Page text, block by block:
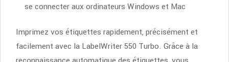
se connecter aux ordinateurs Windows et Mac
Imprimez vos étiquettes rapidement, précisément et
facilement avec la LabelWriter 550 Turbo. Grâce à la